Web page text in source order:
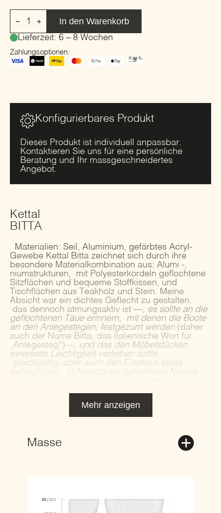
Sitzer
Gartensofa
aus
Stoff
|
Kettal
In den Warenkorb
Lieferzeit: 6 – 8 Wochen
Zahlungsoptionen:
Konfigurierbares Produkt
Dieses Produkt ist individuell anpassbar.
Kontaktieren Sie uns für eine persönliche
Beratung und Ihr massgeschneidertes
Angebot.
Kettal
BITTA
Materialien: Seil, Aluminium, gefärbtes Acryl-
Gewebe Kettal Bitta zeichnet sich durch ihre
besondere Materialkombination aus: Alumi -,
niumstrukturen, mit Polyesterkordeln geflochtene
Sitzflächen und bequeme Stoffkissen, und
Tischflächen aus Teakholz und Stein. Meine
Absicht war ein dichtes Geflecht zu gestalten,
das dennoch atmungsaktiv ist —, es sollte an die
geflochtenen Taue erinnern, mit denen die Boote
an den Anlegestegen, festgezurrt werden(daher
auch der Name Bitta, das italienische Wort für
„Anlegesteg“)—, und das den Möbelstücken
einerseits Leichtigkeit verleihen sollte,
gleichzeitig, aber auch den Eindruck eines
Mehr anzeigen
Masse